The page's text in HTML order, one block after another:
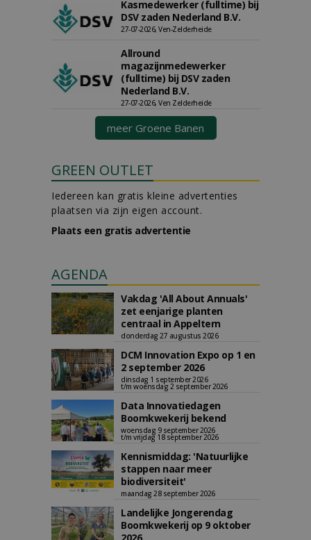
Kasmedewerker (fulltime) bij
DSV zaden Nederland B.V.
27-07-2026, Ven-Zelderheide
Allround
magazijnmedewerker
(fulltime) bij DSV zaden
Nederland B.V.
27-07-2026, Ven Zelderheide
meer Groene Banen
GREEN OUTLET
Iedereen kan gratis kleine advertenties
plaatsen via zijn eigen account.
Plaats een gratis advertentie
AGENDA
Vakdag 'All About Annuals'
zet eenjarige planten
centraal in Appeltern
donderdag 27 augustus 2026
DCM Innovation Expo op 1 en
2 september 2026
dinsdag 1 september 2026
t/m woensdag 2 september 2026
Data Innovatiedagen
Boomkwekerij bekend
woensdag 9 september 2026
t/m vrijdag 18 september 2026
Kennismiddag: 'Natuurlijke
stappen naar meer
biodiversiteit'
maandag 28 september 2026
Landelijke Jongerendag
Boomkwekerij op 9 oktober